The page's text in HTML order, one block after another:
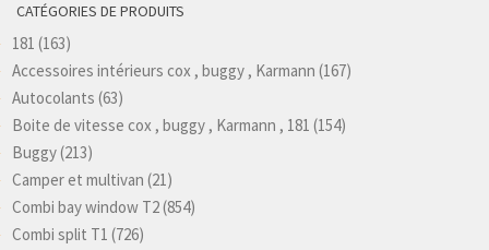
CATÉGORIES DE PRODUITS
181 (163)
Accessoires intérieurs cox , buggy , Karmann (167)
Autocolants (63)
Boite de vitesse cox , buggy , Karmann , 181 (154)
Buggy(213)
Camper et multivan (21)
Combi bay window T2(854)
Combi split T1 (726)